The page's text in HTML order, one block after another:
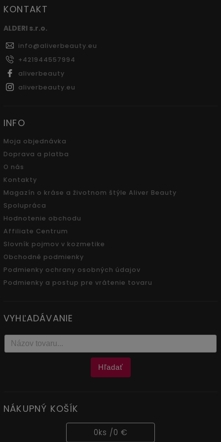
KONTAKT
ALDERI s.r.o.
info@aliverbeauty.eu
+421944557994
aliverbeauty
aliverbeauty.eu
INFO
Moja objednávka
Doprava a platba
O nás
Kontakty
Magazín o kráse a životnom štýle Aliver Beauty
Spolupráca
Hodnotenie obchodu
Affiliate Centrum
Slovník pojmov v kozmetike
Obchodné podmienky
Podmienky ochrany osobných údajov
Podmienky a postup pre vrátenie tovaru
VYHĽADÁVANIE
Hľadať
NÁKUPNÝ KOŠÍK
0ks /0 €